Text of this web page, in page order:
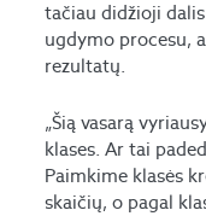
tačiau didžioji
ugdymo procesu,
rezultatų.
„Šią vasarą
klases. Ar tai
Paimkime klasės
skaičių, o pagal